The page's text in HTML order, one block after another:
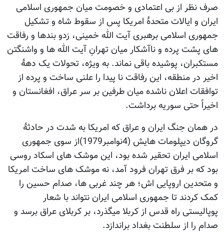
صرف نظر از بی اعتمادی و خصومت میان جمهوری اسلامی
ایران و ایالات متحدۀ امریکا پس از سقوط شاه و تشکیل
جمهوری اسلامی برهبری آیت الله خمینی، زدو بندها و رفاقت
های پشت پرده و ناآشکار میان تهرانِ آیت الله ها و واشنگتن
مستکبران، پوشیده باقی نماند. به ویژه، تحولات یک دهۀ
اخیر در منطقه، این رفاقت نا پیدا را علنی ساخت و پرده از
توافقات اعلان ناشده میان طرفین بر سر عراق، افغانستان و
اخیراً حتی سوریه برداشت.
در همان جنگ ایران و عراق که امریکا به شدت در حادثۀ
گروگان دیپلومات هایش (4نوامبر1979)از سوی جمهوری
اسلامی ایران تحقیر شده بود، این موشک های اسکاد روسی
بود که بر فرق تهران فرود آمد، نه موشک های ساخت امریکا
و متحدین اروپایی اش؛ هر چند غربی ها، صدام حسین را
کمک کردند تا جمهوری اسلامی ایران نتواند با شعار
پوپالیستی راه قدس از کربلا میگذرد، بر کربلای عراق برسد و
صدام را از سلطنت بغداد براندازد.